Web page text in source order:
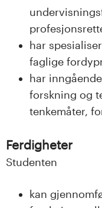
n
har
faglige
har
forskning og
tenkemåter,
Ferdigheter
Studenten
kan